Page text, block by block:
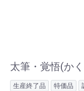
太筆・覚悟(か
生産終了品 特価品